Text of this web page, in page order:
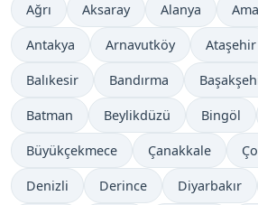
Ağrı Aksaray Alanya
Antakya Arnavutköy Ataşehir
Balıkesir Bandırma
Batman Beylikdüzü Bingöl
Büyükçekmece Çanakkale
Denizli Derince Diyarbakır